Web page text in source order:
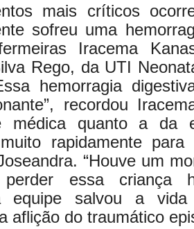
mais críticos
sofreu uma
Iracema
Rego, da UTI
hemorragia
recordou
médica quanto a da
rapidamente
“Houve um
perder essa criança
equipe salvou a vida
aflição do traumático